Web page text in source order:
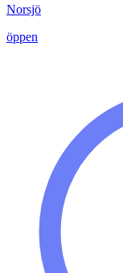
Norsjö
öppen